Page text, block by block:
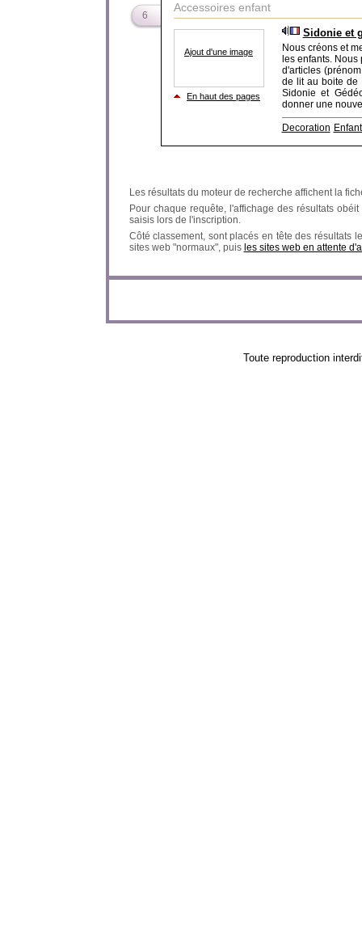
6
Accessoires enfant
Ajout d'une image
En haut des pages
Sidonie et
Nous créons et
les enfants.
d'articles
de lit au boite de
Sidonie et
donner une
Decoration
Les résultats du moteur de recherche affichent la
Pour chaque requête, l'affichage des résultats
saisis lors de l'inscription.
Côté classement, sont placés en tête des résultats
sites web "normaux", puis les sites web en attente
Toute reproduction